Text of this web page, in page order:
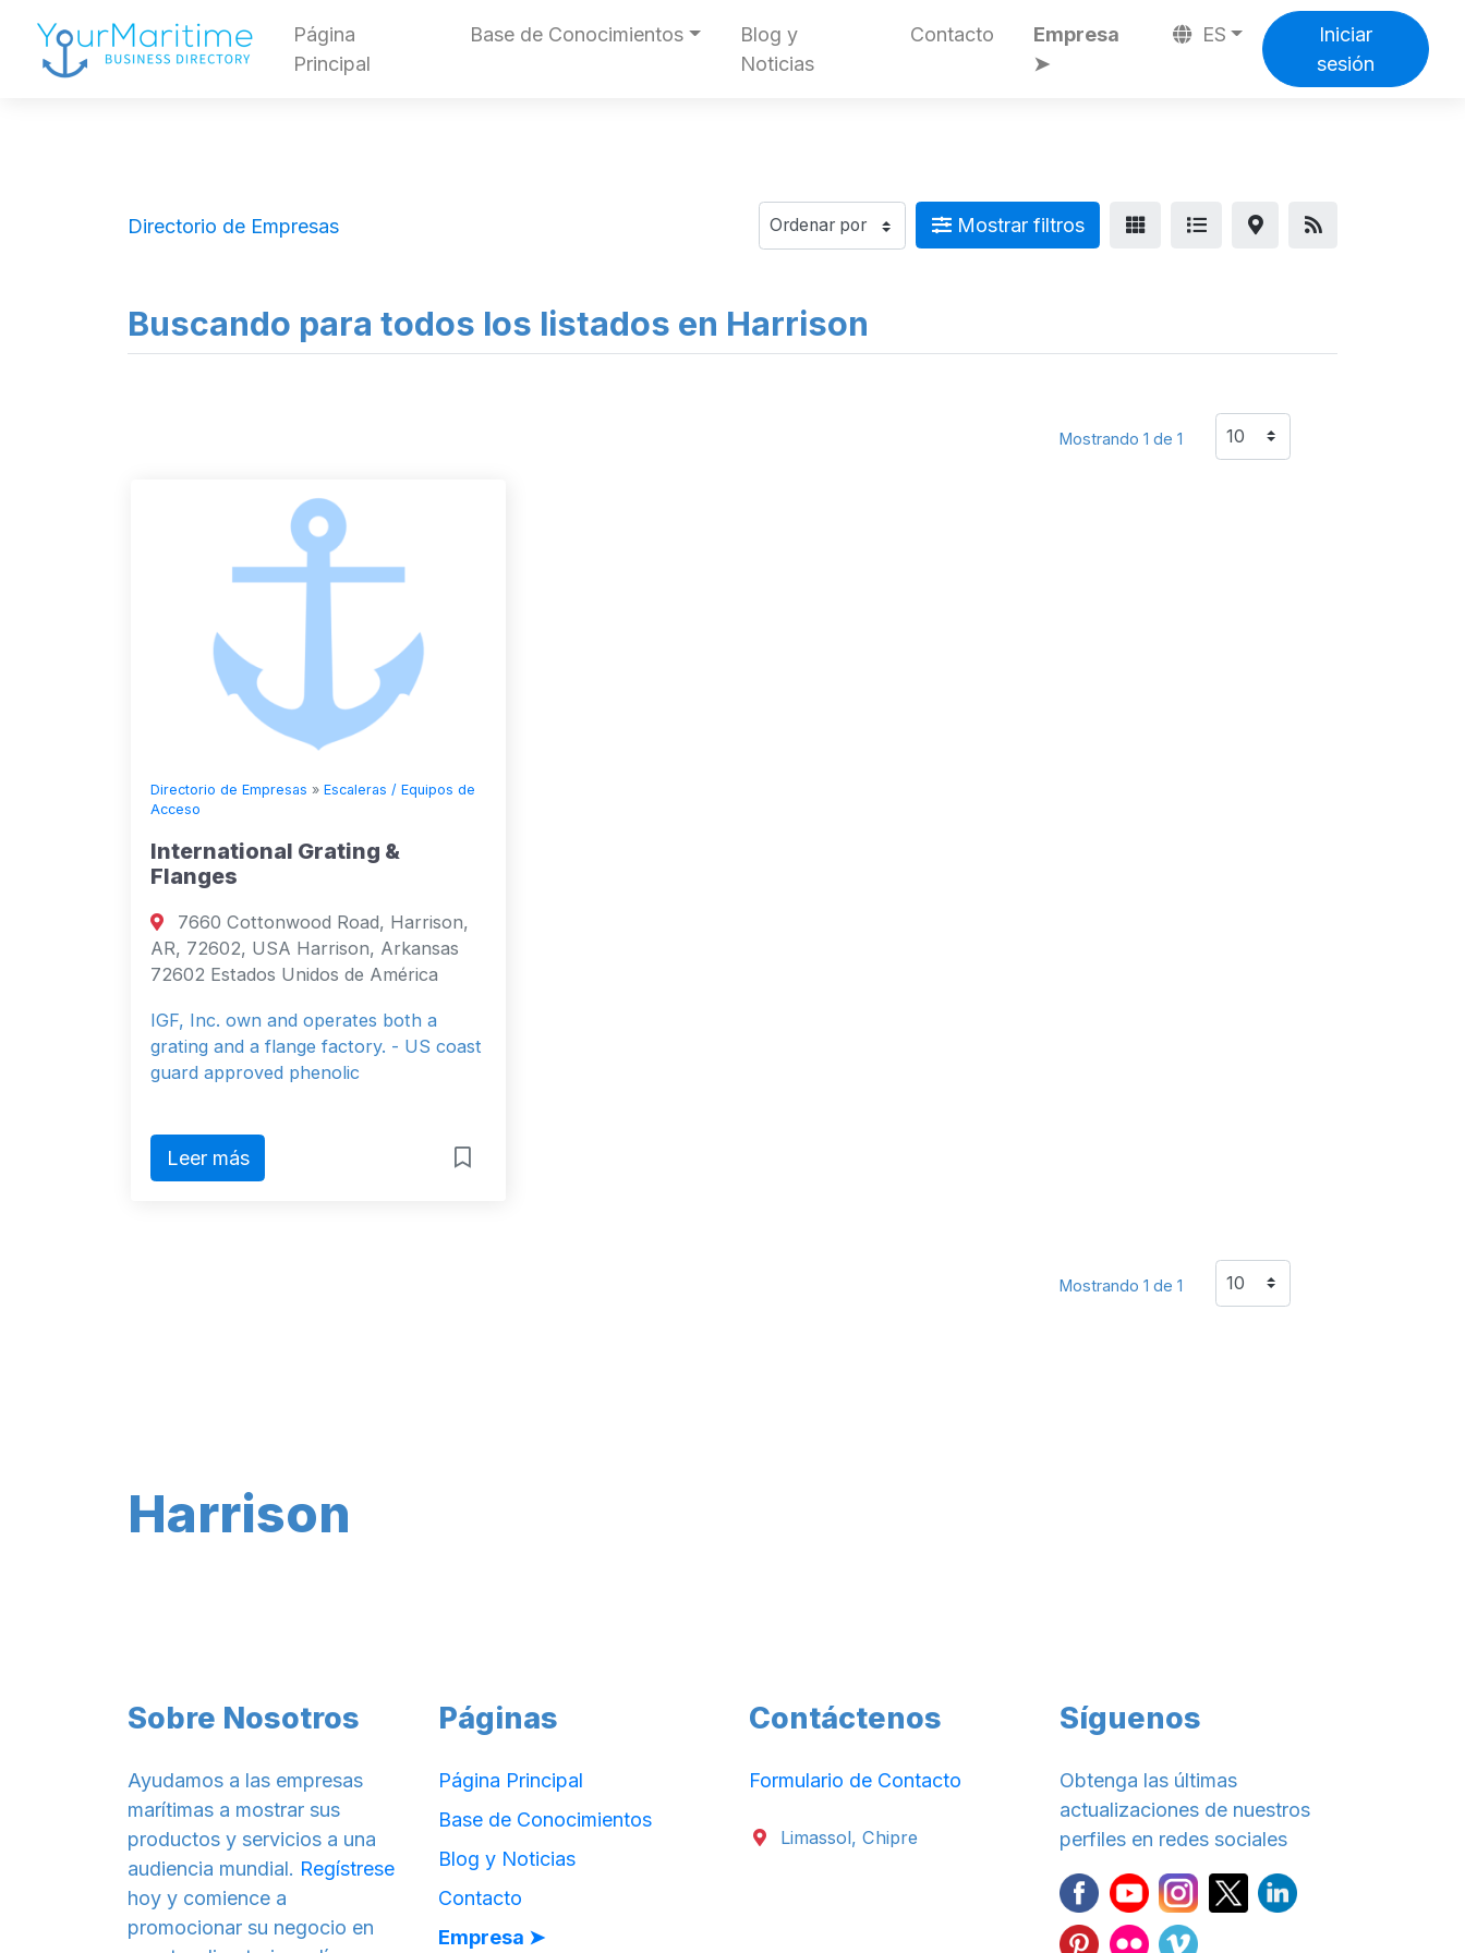
Página
Principal
Base de Conocimientos
Blog y
Noticias
Contacto
Empresa
➤
ES
Iniciar
sesión
Directorio de Empresas Mostrar filtros
Buscando para todos los listados en Harrison
Mostrando 1 de 1
Directorio de Empresas » Escaleras / Equipos de
Acceso
International Grating &
Flanges
7660 Cottonwood Road, Harrison,
AR, 72602, USA Harrison, Arkansas
72602 Estados Unidos de América
IGF, Inc. own and operates both a
grating and a flange factory. - US coast
guard approved phenolic
Leer más
Mostrando 1 de 1
Harrison
Sobre Nosotros
Ayudamos a las empresas
marítimas a mostrar sus
productos y servicios a una
audiencia mundial. Regístrese
hoy y comience a
promocionar su negocio en
Páginas
Página Principal
Base de Conocimientos
Blog y Noticias
Contacto
Empresa ➤
Contáctenos
Formulario de Contacto
Limassol, Chipre
Síguenos
Obtenga las últimas
actualizaciones de nuestros
perfiles en redes sociales